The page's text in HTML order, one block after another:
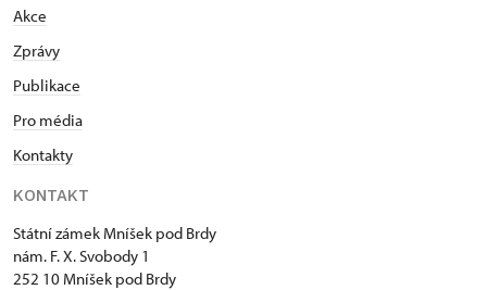
Akce
Zprávy
Publikace
Pro média
Kontakty
KONTAKT
Státní zámek Mníšek pod Brdy
nám. F. X. Svobody 1
252 10 Mníšek pod Brdy